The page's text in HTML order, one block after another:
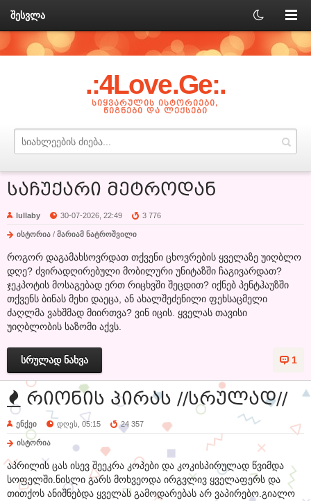
შესვლა
.:4Love.Ge:.
ᲡᲘᲧᲕᲐᲠᲣᲚᲘᲡ ᲘᲡᲢᲝᲠᲘᲔᲑᲘ,
ᲬᲘᲒᲜᲔᲑᲘ ᲓᲐ ᲚᲔᲥᲡᲔᲑᲘ
საჩუქარი მეტროდან
lullaby 30-07-2026, 22:49 3 776
ისტორია / მარიამ ნატროშვილი
როგორ დაგამახსოვრდათ თქვენი ცხოვრების ყველაზე უიღბლო
დღე? ძვირადღირებული მობილური უნიტაზში ჩაგივარდათ?
ჯეკპოტის მოსაგებად ერთ რიცხვში შეცდით? იქნებ პენტჰაუზში
თქვენს ბინას მეხი დაეცა, ან ახალშეძენილი ფეხსაცმელი
ძაღლმა ვახშმად მიირთვა? ვინ იცის. ყველას თავისი
უიღბლობის საზომი აქვს.
1
სრულად ნახვა
რიონის პირას //სრულად//
ენქეი დღეს, 05:15 24 357
ისტორია
აპრილის ცას ისევ შეეკრა კოპები და კოკისპირულად წვიმდა
სოფელში.ნისლი გარს მოხვეოდა ირგვლივ ყველაფერს და
თითქოს ანიშნებდა ყველას გამოდარებას არ ვაპირებო.გიალო